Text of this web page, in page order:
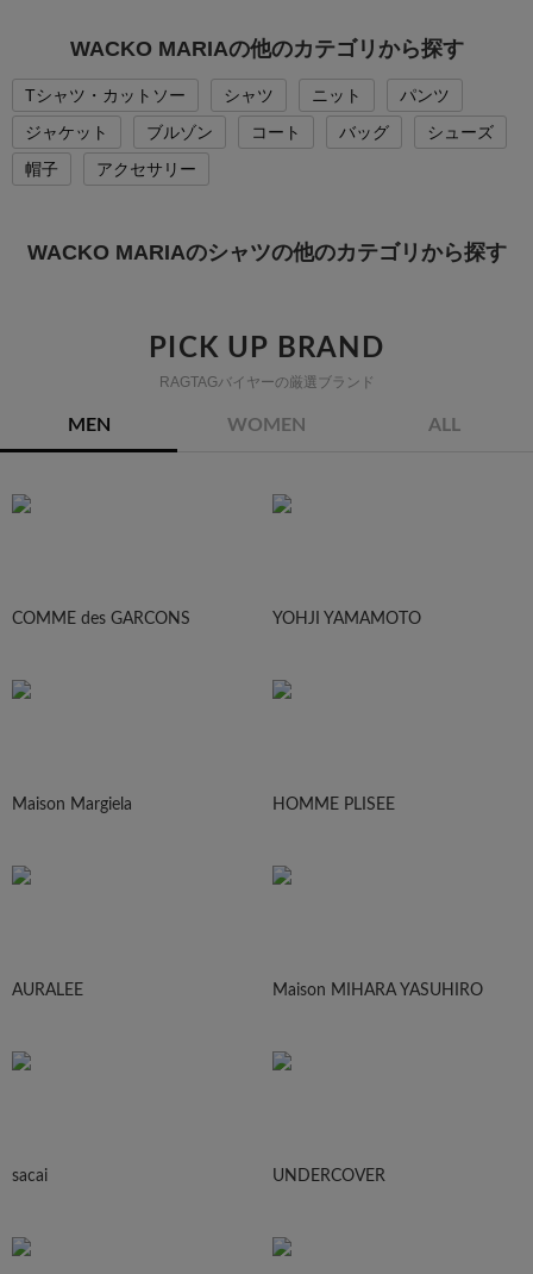
WACKO MARIAの他のカテゴリから探す
Tシャツ・カットソー シャツ ニット
パンツ
ジャケット
ブルゾン コート バッグ
シューズ
帽子
アクセサリー
WACKO MARIAのシャツの他のカテゴリから探す
PICK UP BRAND
RAGTAGバイヤーの厳選ブランド
MEN WOMEN ALL
COMME des GARCONS YOHJI YAMAMOTO
Maison Margiela HOMME PLISEE
AURALEE Maison MIHARA YASUHIRO
sacai UNDERCOVER